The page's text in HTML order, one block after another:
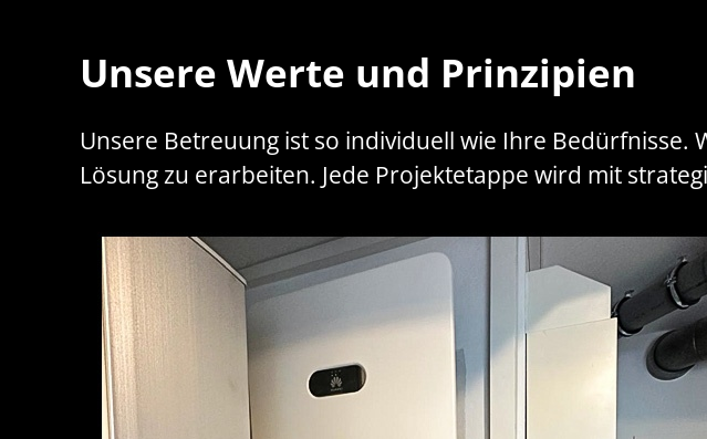
Unsere Werte und Prinzipien
Unsere Betreuung ist so individuell wie Ihre Bedürfnisse.
Lösung zu erarbeiten. Jede Projektetappe wird mit